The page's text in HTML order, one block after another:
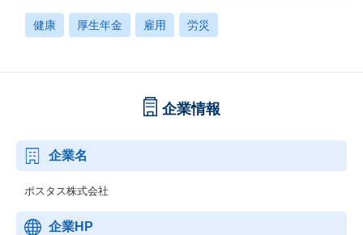
健康 厚生年金 雇用 労災
企業情報
企業名
ポスタス株式会社
企業HP